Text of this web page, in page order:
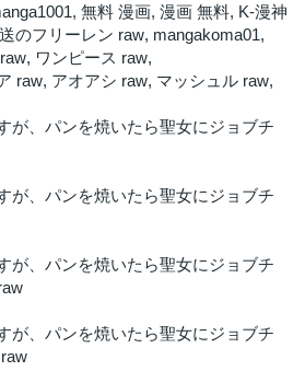
, 無料 漫画, 漫画 無料, K-漫神
のフリーレン raw, mangakoma01,
, ワンピース raw,
raw, アオアシ raw, マッシュル raw,
が、パンを焼いたら聖女にジョブチ
が、パンを焼いたら聖女にジョブチ
が、パンを焼いたら聖女にジョブチ
が、パンを焼いたら聖女にジョブチ